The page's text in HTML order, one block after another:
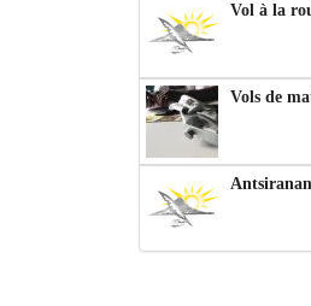
Vol à la
Vols de